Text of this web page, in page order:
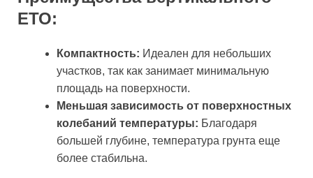
ЕТО:
Компактность: Идеален для небольших
участков, так как занимает минимальную
площадь на поверхности.
Меньшая зависимость от поверхностных
колебаний температуры: Благодаря
большей глубине, температура грунта еще
более стабильна.